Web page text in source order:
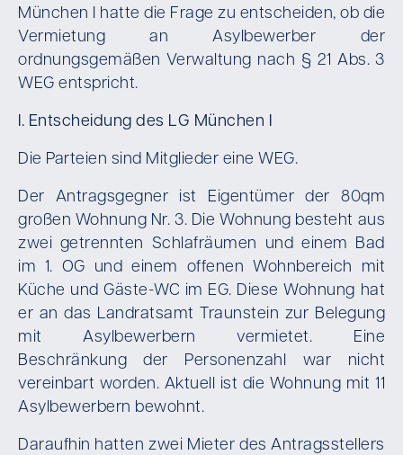
München I hatte die Frage zu entscheiden, ob die
Vermietung an Asylbewerber der
ordnungsgemäßen Verwaltung nach § 21 Abs. 3
WEG entspricht.
I. Entscheidung des LG München I
Die Parteien sind Mitglieder eine WEG.
Der Antragsgegner ist Eigentümer der 80qm
großen Wohnung Nr. 3. Die Wohnung besteht aus
zwei getrennten Schlafräumen und einem Bad
im 1. OG und einem offenen Wohnbereich mit
Küche und Gäste-WC im EG. Diese Wohnung hat
er an das Landratsamt Traunstein zur Belegung
mit Asylbewerbern vermietet. Eine
Beschränkung der Personenzahl war nicht
vereinbart worden. Aktuell ist die Wohnung mit 11
Asylbewerbern bewohnt.
Daraufhin hatten zwei Mieter des Antragsstellers